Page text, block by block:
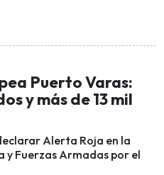
Puerto Varas:
y más de 13 mil
Alerta Roja en la
y Fuerzas Armadas por el